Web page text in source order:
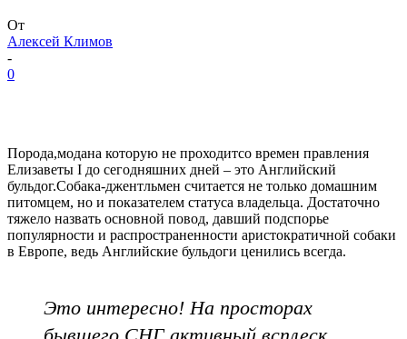
От
Алексей Климов
-
0
Порода,модана которую не проходитсо времен правления
Елизаветы I до сегодняшних дней – это Английский
бульдог.Собака-джентльмен считается не только домашним
питомцем, но и показателем статуса владельца. Достаточно
тяжело назвать основной повод, давший подспорье
популярности и распространенности аристократичной собаки
в Европе, ведь Английские бульдоги ценились всегда.
Это интересно! На просторах